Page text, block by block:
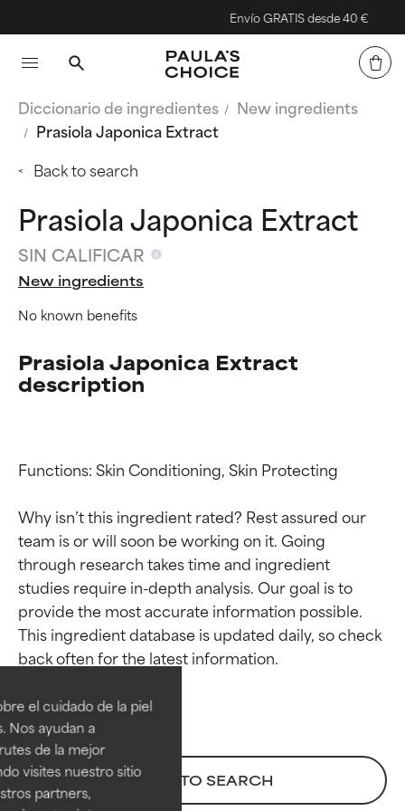
el cuidado de la piel
Nos ayudan a
de la mejor
visites nuestro sitio
partners,
Envío GRATIS desde 40 €
Diccionario de ingredientes
New ingredients
Prasiola Japonica Extract
Back to search
Prasiola Japonica Extract
SIN CALIFICAR
New ingredients
No known benefits
Prasiola Japonica Extract
description
Functions: Skin Conditioning, Skin Protecting
Why isn’t this ingredient rated? Rest assured our
team is or will soon be working on it. Going
through research takes time and ingredient
studies require in-depth analysis. Our goal is to
provide the most accurate information possible.
This ingredient database is updated daily, so check
BACK TO SEARCH
Calificaciones de
ingredientes
EXCELENTE
Ingrediente sobresaliente con
beneficios reales para la piel. Su
eficacia está demostrada y
respaldada por estudios
Calificaciones de
ingredientes
EXCELENTE
Ingrediente sobresaliente con
beneficios reales para la piel. Su
eficacia está demostrada y
respaldada por estudios